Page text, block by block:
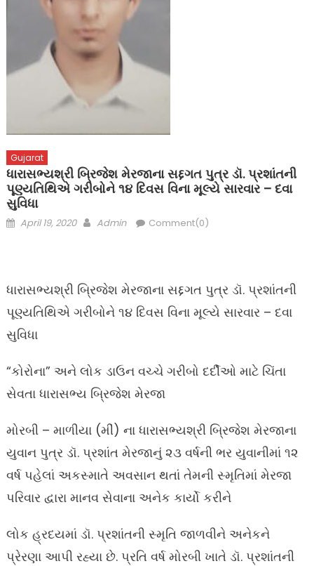
Gujarat
ધારાસભ્યશ્રી બ્રિજેશ મેરજાના સદ્દગત પુત્ર ડૉ. પ્રશાંતની
પૂણ્યતિથિએ ગરીબોને ૧૪ દિવસ વિના મૂલ્યે સારવાર – દવા
સુવિધા
Posted
April 19, 2020 Author
Admin Comment(0)
ધારાસભ્યશ્રી બ્રિજેશ મેરજાના સદ્દગત પુત્ર ડૉ. પ્રશાંતની
પૂણ્યતિથિએ ગરીબોને ૧૪ દિવસ વિના મૂલ્યે સારવાર – દવા
સુવિધા
“કોરોના” અને લોક ડાઉન વચ્ચે ગરીબો દર્દીઓ માટે ચિંતા
સેવતા ધારાસભ્ય બ્રિજેશ મેરજા
મોરબી – માળીયા (મીં) ના ધારાસભ્યશ્રી બ્રિજેશ મેરજાના
યુવાન પુત્ર ડૉ. પ્રશાંત મેરજાનું ૨૩ વર્ષની ભર યુવાનીમાં ૧૨
વર્ષ પહેલાં અકસ્માતે અવસાન થતાં તેમની સ્મૃતિમાં મેરજા
પરિવાર દ્વારા માનવ સેવાના અનેક કાર્યો કરીને
લોક હ્રદયમાં ડૉ. પ્રશાંતની સ્મૃતિ જાળવીને અનેકને
પ્રેરણા આપી રહ્યા છે. પ્રતિ વર્ષ મોરબી ખાતે ડૉ. પ્રશાંતની